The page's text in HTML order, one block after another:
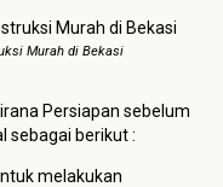
Murah di Bekasi
Persiapan sebelum
sebagai berikut :
melakukan